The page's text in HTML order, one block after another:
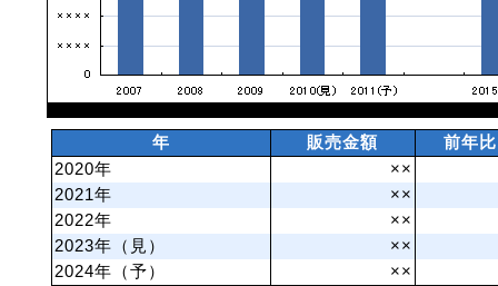
年 販売金額
前年比
2020年
××
2021年
××
2022年
××
2023年（見）
××
2024年（予）
××